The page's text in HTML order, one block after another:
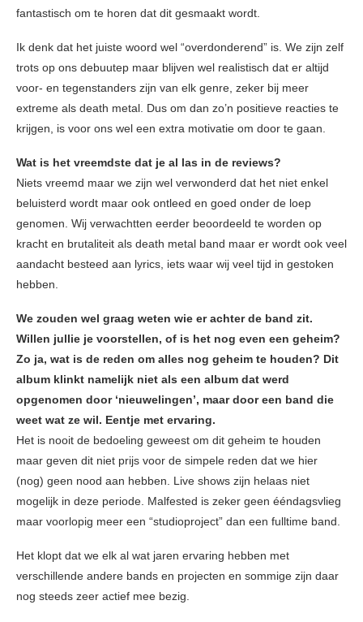
fantastisch om te horen dat dit gesmaakt wordt.
Ik denk dat het juiste woord wel “overdonderend” is. We zijn zelf
trots op ons debuutep maar blijven wel realistisch dat er altijd
voor- en tegenstanders zijn van elk genre, zeker bij meer
extreme als death metal. Dus om dan zo’n positieve reacties te
krijgen, is voor ons wel een extra motivatie om door te gaan.
Wat is het vreemdste dat je al las in de reviews?
Niets vreemd maar we zijn wel verwonderd dat het niet enkel
beluisterd wordt maar ook ontleed en goed onder de loep
genomen. Wij verwachtten eerder beoordeeld te worden op
kracht en brutaliteit als death metal band maar er wordt ook veel
aandacht besteed aan lyrics, iets waar wij veel tijd in gestoken
hebben.
We zouden wel graag weten wie er achter de band zit.
Willen jullie je voorstellen, of is het nog even een geheim?
Zo ja, wat is de reden om alles nog geheim te houden? Dit
album klinkt namelijk niet als een album dat werd
opgenomen door ‘nieuwelingen’, maar door een band die
weet wat ze wil. Eentje met ervaring.
Het is nooit de bedoeling geweest om dit geheim te houden
maar geven dit niet prijs voor de simpele reden dat we hier
(nog) geen nood aan hebben. Live shows zijn helaas niet
mogelijk in deze periode. Malfested is zeker geen ééndagsvlieg
maar voorlopig meer een “studioproject” dan een fulltime band.
Het klopt dat we elk al wat jaren ervaring hebben met
verschillende andere bands en projecten en sommige zijn daar
nog steeds zeer actief mee bezig.